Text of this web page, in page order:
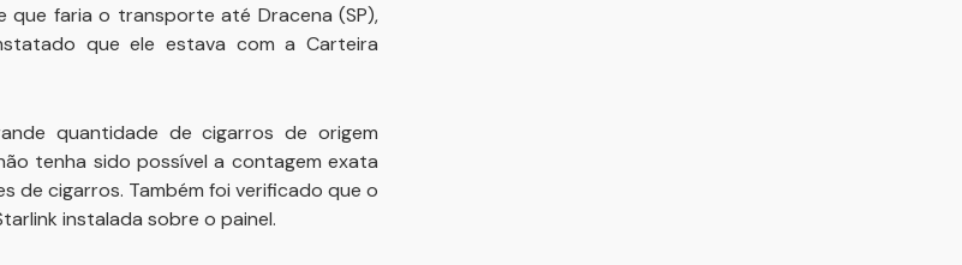
faria o transporte até Dracena (SP),
que ele estava com a Carteira
quantidade de cigarros de origem
tenha sido possível a contagem exata
de cigarros. Também foi verificado que o
instalada sobre o painel.